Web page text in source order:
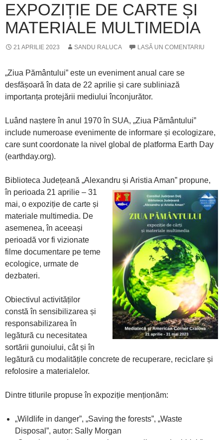
EXPOZIȚIE DE CARTE ȘI
MATERIALE MULTIMEDIA
21 APRILIE 2023 SANDU RALUCA LASĂ UN COMENTARIU
„Ziua Pământului” este un eveniment anual care se
desfășoară în data de 22 aprilie și care subliniază
importanța protejării mediului înconjurător.
Luând naștere în anul 1970 în SUA, „Ziua Pământului”
include numeroase evenimente de informare și ecologizare,
care sunt coordonate la nivel global de platforma Earth Day
(earthday.org).
Biblioteca Județeană „Alexandru și Aristia Aman” propune,
în perioada 21 aprilie – 31
mai, o expoziție de carte și
materiale multimedia. De
asemenea, în aceeași
perioadă vor fi vizionate
filme documentare pe teme
ecologice, urmate de
dezbateri.
Obiectivul activităților
constă în sensibilizarea și
responsabilizarea în
legătură cu necesitatea
sortării gunoiului, cât și în
legătură cu modalitățile concrete de recuperare, reciclare și
refolosire a materialelor.
Dintre titlurile propuse în expoziție menționăm:
„Wildlife in danger”, „Saving the forests”, „Waste
Disposal”, autor: Sally Morgan